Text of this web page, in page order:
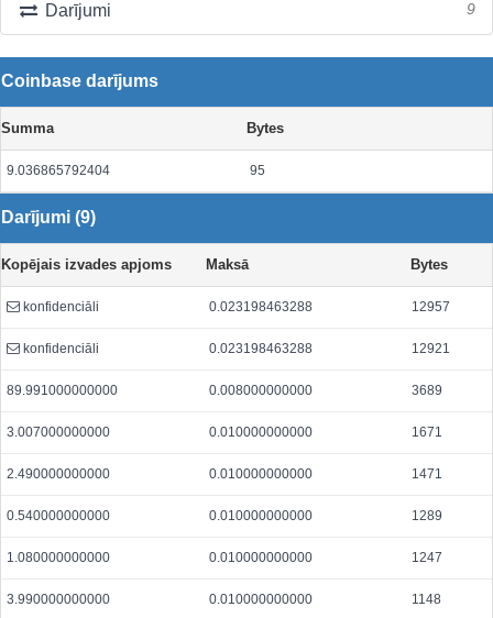
Darījumi 9
Coinbase darījums
Summa Bytes
9.036865792404 95
Darījumi (9)
Kopējais izvades apjoms Maksā Bytes
konfidenciāli 0.023198463288 12957
konfidenciāli 0.023198463288 12921
89.991000000000 0.008000000000 3689
3.007000000000 0.010000000000 1671
2.490000000000 0.010000000000 1471
0.540000000000 0.010000000000 1289
1.080000000000 0.010000000000 1247
3.990000000000 0.010000000000 1148